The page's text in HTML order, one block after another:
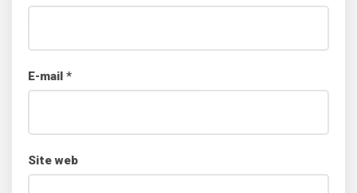
E-mail *
Site web